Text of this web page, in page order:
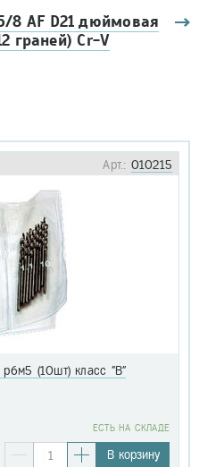
8 AF D21 дюймовая
граней) Cr-V
Арт.: 010215
(10шт) класс "В"
EСТЬ НА СКЛАДЕ
В корзину